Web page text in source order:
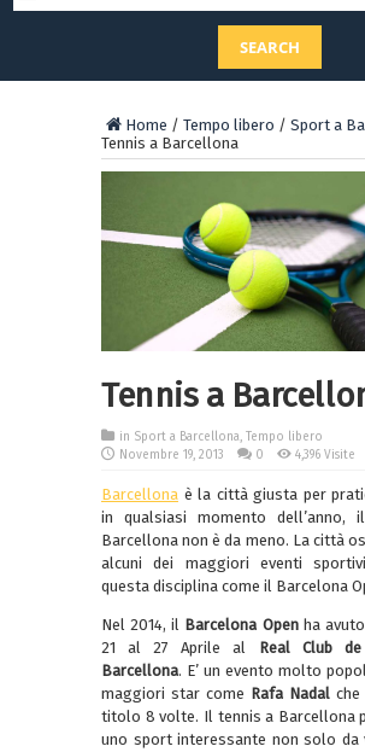
SEARCH
Home / Tempo libero / Sport a
Tennis a Barcellona
Tennis a
in Sport a Barcellona, Tempo libero
Novembre 19, 2013
0 4,396 Visite
Barcellona è la città giusta per
in qualsiasi momento dell’anno,
Barcellona non è da meno. La città
alcuni dei maggiori eventi
questa disciplina come il Barcelona
Nel 2014, il Barcelona Openha
21 al 27 Aprile al
Real Club
Barcellona. E’ un evento molto
maggiori star come Rafa Nadal
titolo 8 volte. Il tennis a Barcellona
uno sport interessante non solo da